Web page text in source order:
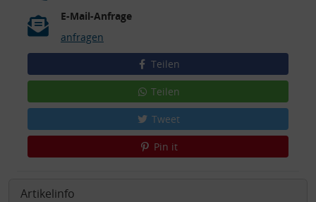
E-Mail-Anfrage
anfragen
Teilen
Teilen
Tweet
Pin it
Artikelinfo